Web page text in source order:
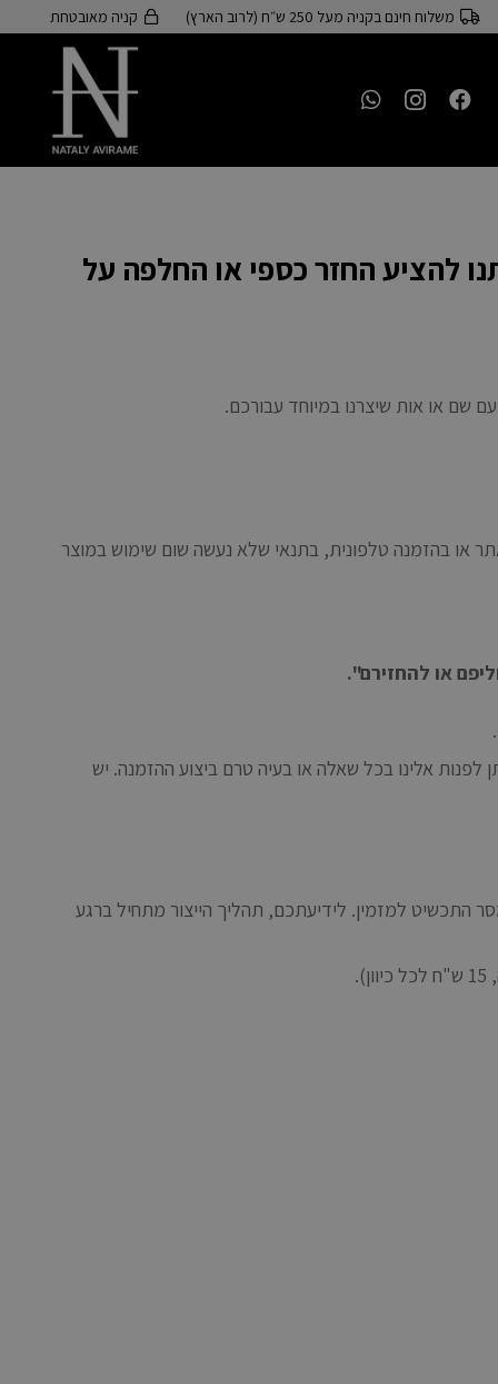
משלוח חינם בקניה מעל 250 ש״ח (לרוב הארץ) קניה מאובטחת
להציע החזר כספי או החלפה על
שם או אות שיצרנו במיוחד עבורכם.
למימוש באתר או בהזמנה טלפונית, בתנאי שלא נעשה שום שימוש במוצר
או להחזירם".
אלינו בכל שאלה או בעיה טרם ביצוע ההזמנה. יש
התכשיט למזמין. לידיעתכם, תהליך הייצור מתחיל ברגע